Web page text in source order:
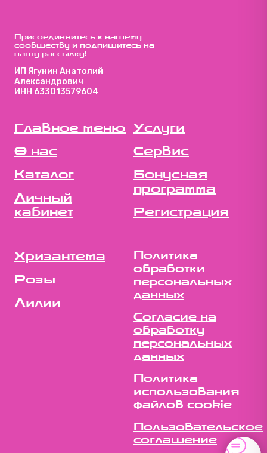
Присоединяйтесь к нашему
сообществу и подпишитесь на
нашу рассылку!
ИП Ягунин Анатолий
Александрович
ИНН 633013579604
Главное меню
О нас
Каталог
Личный
кабинет
Услуги
Сервис
Бонусная
программа
Регистрация
Хризантема
Розы
Лилии
Политика
обработки
персональных
данных
Согласие на
обработку
персональных
данных
Политика
использования
файлов cookie
Пользовательское
соглашение